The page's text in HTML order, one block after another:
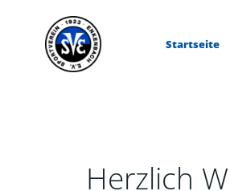
springen
Startseite
Herzlich